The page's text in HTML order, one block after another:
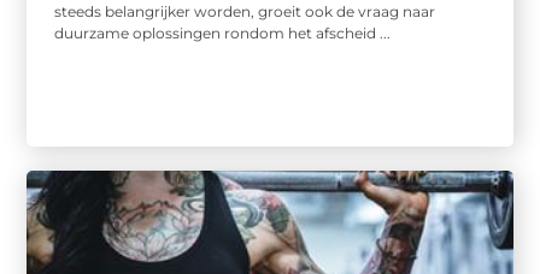
steeds belangrijker worden, groeit ook de vraag naar
duurzame oplossingen rondom het afscheid ...